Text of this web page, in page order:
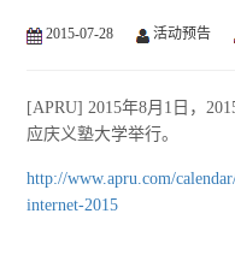
2015-07-28 活动预告
[APRU] 2015年8月1日，
应庆义塾大学举行。
http://www.apru.com/
internet-2015